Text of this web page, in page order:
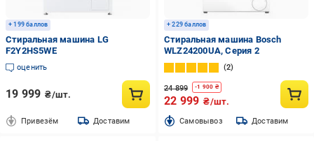
+ 199 баллов
Стиральная машина LG
F2Y2HS5WE
оценить
19 999 ₴/шт.
Привезём Доставим
+ 229 баллов
Стиральная машина Bosch
WLZ24200UA, Серия 2
2
24 899 -1 900 ₴
22 999 ₴/шт.
Cамовывоз Доставим